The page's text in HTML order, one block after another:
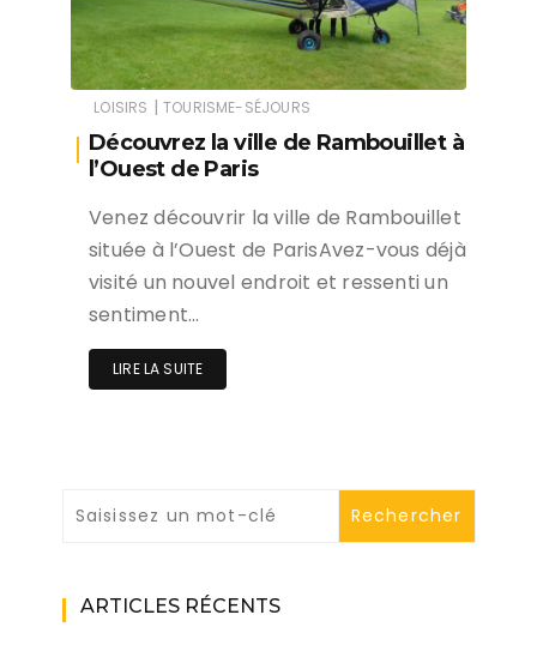
LOISIRS | TOURISME-SÉJOURS
Découvrez la ville de Rambouillet à
l’Ouest de Paris
Venez découvrir la ville de Rambouillet
située à l’Ouest de ParisAvez-vous déjà
visité un nouvel endroit et ressenti un
sentiment…
LIRE LA SUITE
ARTICLES RÉCENTS